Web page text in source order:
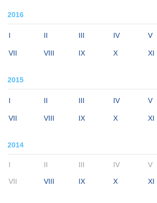
2016
I II III IV V
VII VIII IX X XI
2015
I II III IV V
VII VIII IX X XI
2014
I II III IV V
VII VIII IX X XI